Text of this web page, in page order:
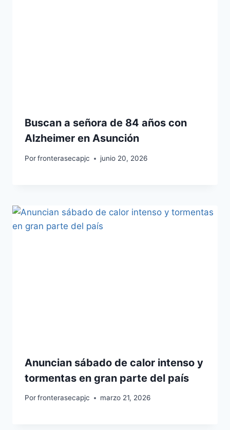
Buscan a señora de 84 años con
Alzheimer en Asunción
Porfronterasecapjc junio 20, 2026
Anuncian sábado de calor intenso y
tormentas en gran parte del país
Porfronterasecapjc marzo 21, 2026